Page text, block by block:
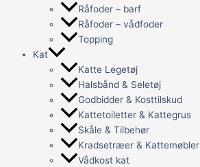
Råfoder – barf
Råfoder – vådfoder
Topping
Kat
Katte Legetøj
Halsbånd & Seletøj
Godbidder & Kosttilskud
Kattetoiletter & Kattegrus
Skåle & Tilbehør
Kradsetræer & Kattemøbler
Vådkost kat